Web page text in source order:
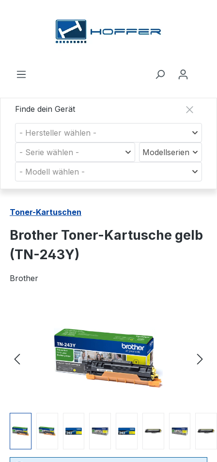
Finde dein Gerät
- Hersteller wählen -
- Serie wählen -
Modellserien
- Modell wählen -
Toner-Kartuschen
Brother Toner-Kartusche gelb
(TN-243Y)
Brother